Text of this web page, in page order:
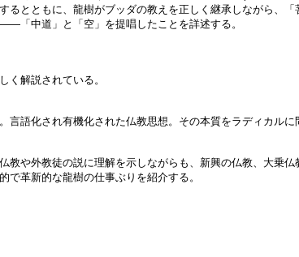
るとともに、龍樹がブッダの教えを正しく継承しながら、「
「中道」と「空」を提唱したことを詳述する。
く解説されている。
言語化され有機化された仏教思想。その本質をラディカルに
教や外教徒の説に理解を示しながらも、新興の仏教、大乗仏
で革新的な龍樹の仕事ぶりを紹介する。